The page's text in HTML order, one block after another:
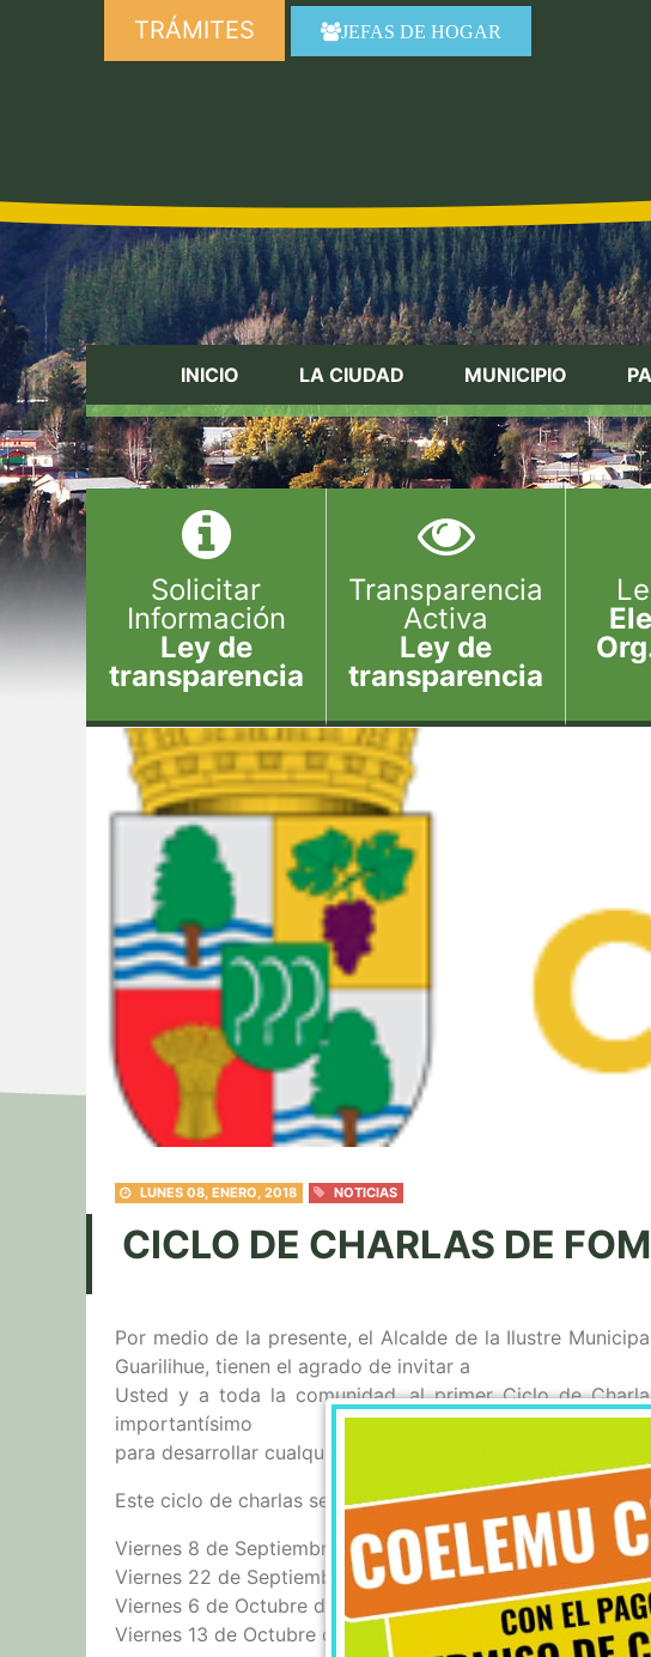
TRÁMITES JEFAS DE HOGAR
INICIO LA CIUDAD MUNICIPIO
Solicitar
Información
Ley de
transparencia
Transparencia
Activa
Ley de
transparencia
LUNES 08, ENERO, 2018 NOTICIAS
CICLO DE CHARLAS DE
Por medio de la presente, el Alcalde de la Ilustre
Guarilihue, tienen el agrado de invitar a
Usted y a toda la comunidad, al primer Ciclo de
importantísimo
para desarrollar cualquier emprendimiento productivo.
Este ciclo de charlas se desarrollará de acuerdo al
Viernes 8 de Septiembre de 2017: Barreras en el Trabajo
Viernes 22 de Septiembre de 2017: Derribando Barreras y
Viernes 6 de Octubre de 2017: Trabajo Asociativo
Viernes 13 de Octubre de 2017: Articulación y Gobernanza.